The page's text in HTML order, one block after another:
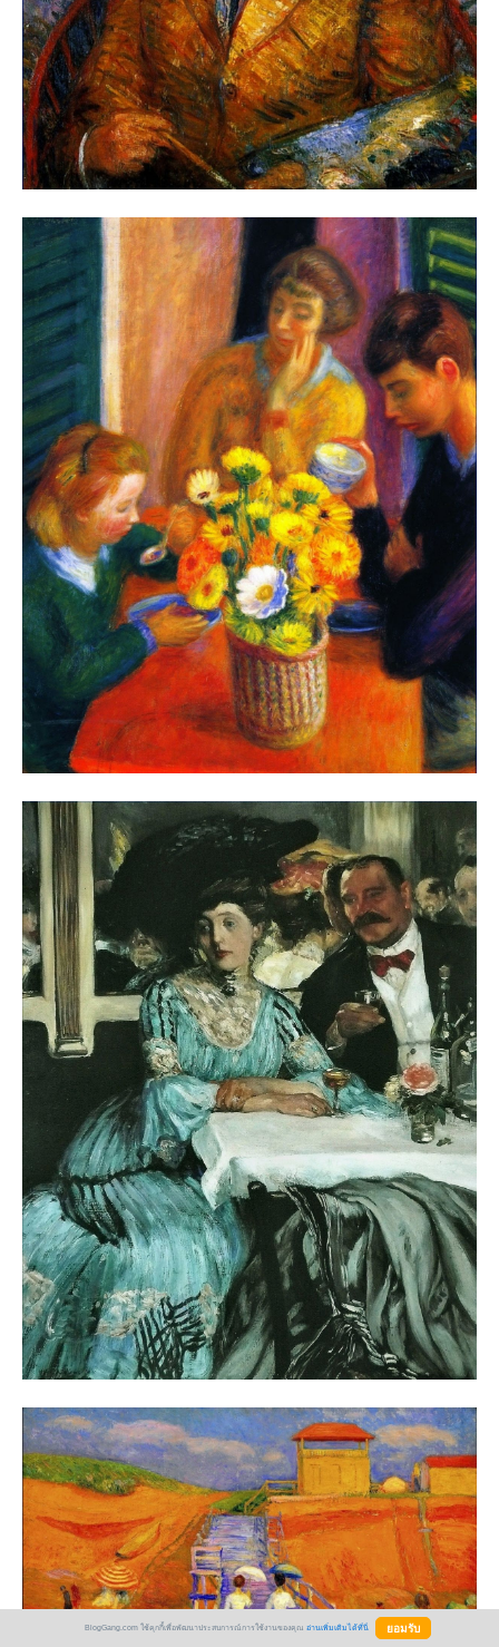
BlogGang.com ใช้คุกกี้เพื่อพัฒนาประสบการณ์การใช้งานของคุณ อ่านเพิ่มเติมได้ที่นี่